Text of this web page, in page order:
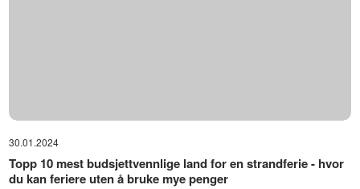
30.01.2024
Topp 10 mest budsjettvennlige land for en strandferie - hvor
du kan feriere uten å bruke mye penger